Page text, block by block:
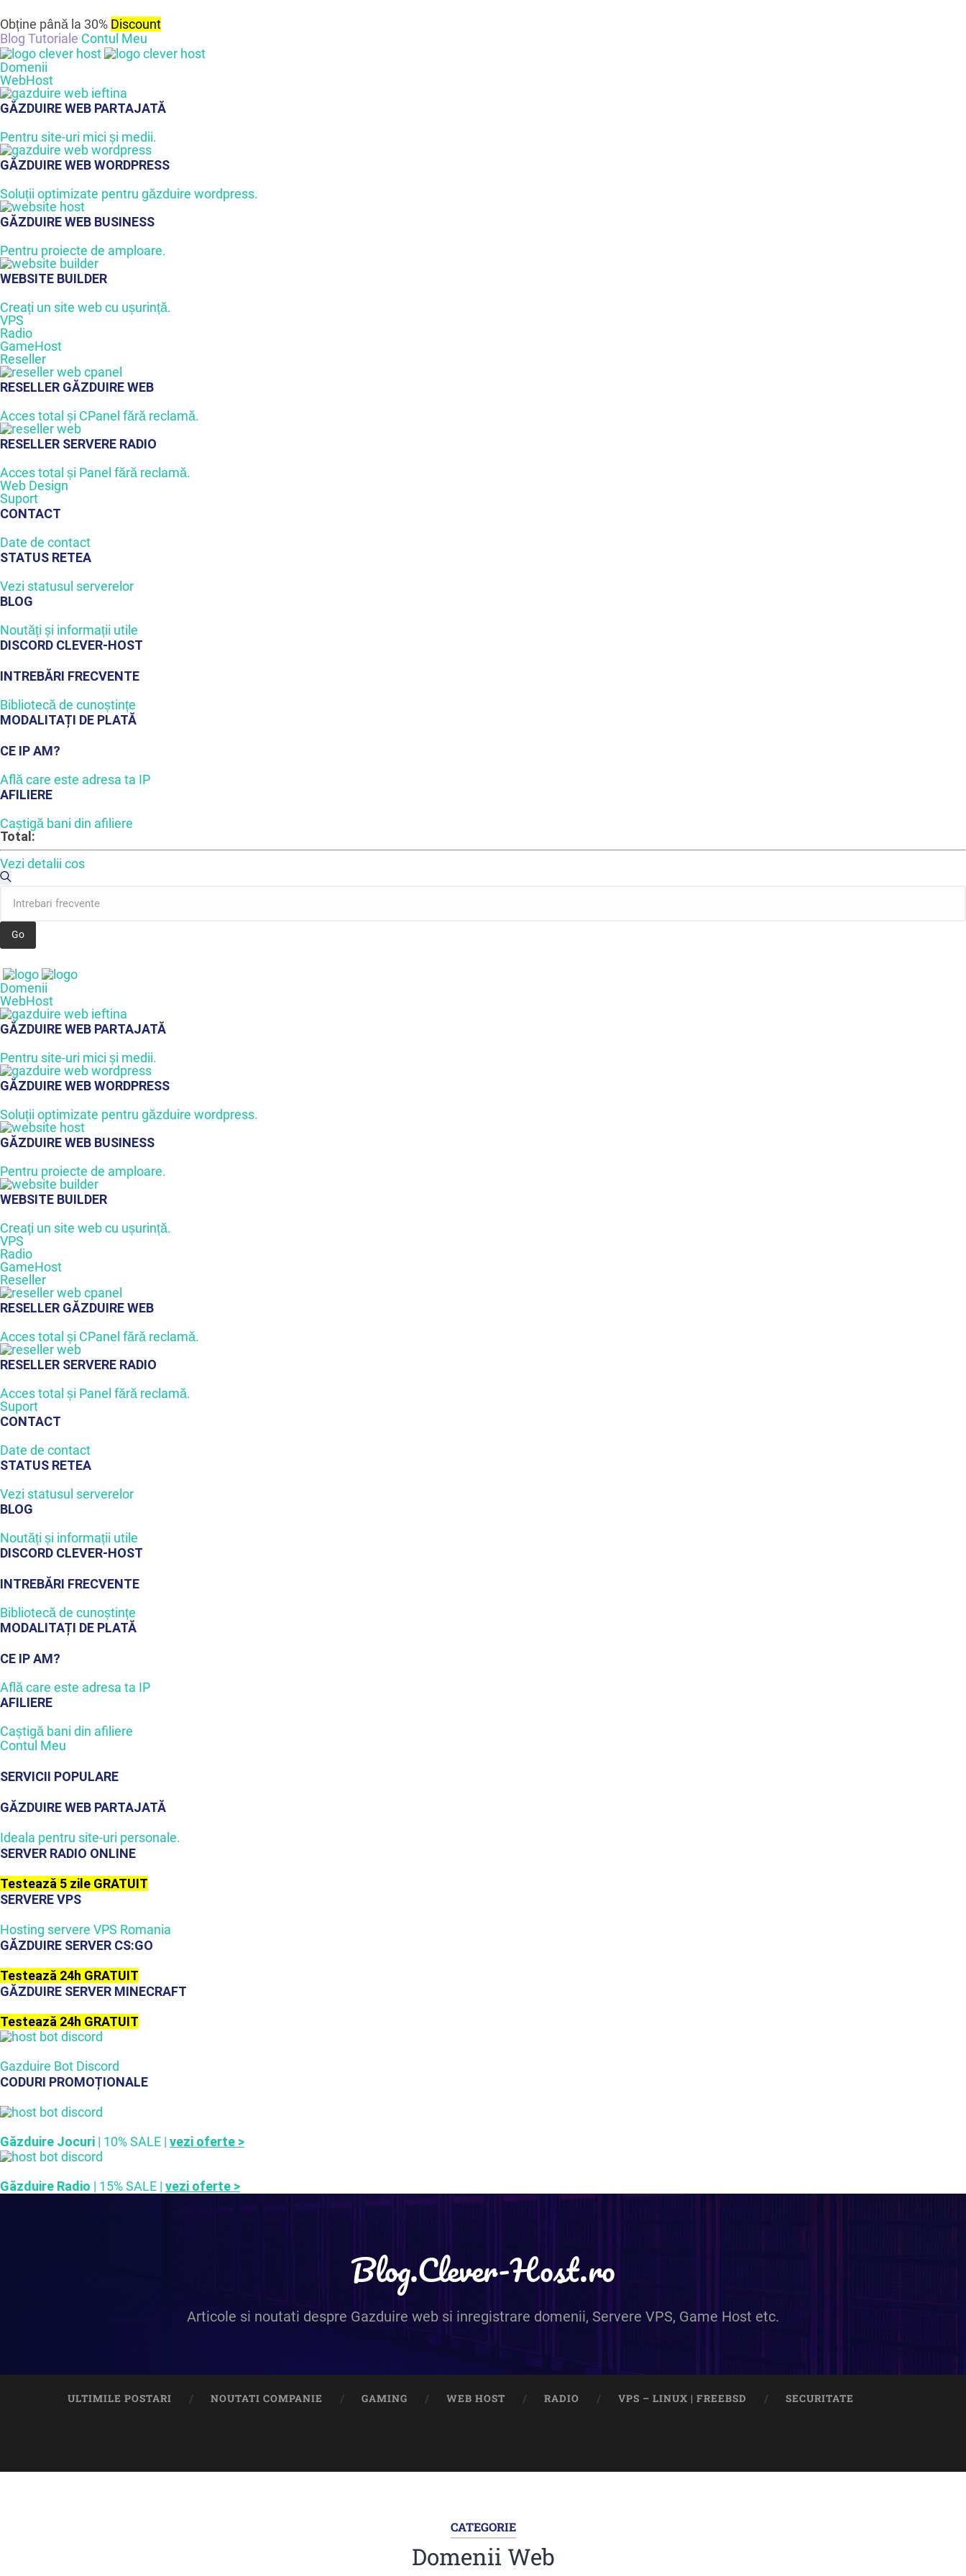
Obține până la 30% Discount
Blog Tutoriale Contul Meu
Domenii
WebHost
GĂZDUIRE WEB PARTAJATĂ
Pentru site-uri mici și medii.
GĂZDUIRE WEB WORDPRESS
Soluții optimizate pentru găzduire wordpress.
GĂZDUIRE WEB BUSINESS
Pentru proiecte de amploare.
WEBSITE BUILDER
Creați un site web cu ușurință.
VPS
Radio
GameHost
Reseller
RESELLER GĂZDUIRE WEB
Acces total și CPanel fără reclamă.
RESELLER SERVERE RADIO
Acces total și Panel fără reclamă.
Web Design
Suport
CONTACT
Date de contact
STATUS RETEA
Vezi statusul serverelor
BLOG
Noutăți și informații utile
DISCORD CLEVER-HOST
INTREBĂRI FRECVENTE
Bibliotecă de cunoștințe
MODALITAȚI DE PLATĂ
CE IP AM?
Află care este adresa ta IP
AFILIERE
Caștigă bani din afiliere
Total:
Vezi detalii cos
Domenii
WebHost
GĂZDUIRE WEB PARTAJATĂ
Pentru site-uri mici și medii.
GĂZDUIRE WEB WORDPRESS
Soluții optimizate pentru găzduire wordpress.
GĂZDUIRE WEB BUSINESS
Pentru proiecte de amploare.
WEBSITE BUILDER
Creați un site web cu ușurință.
VPS
Radio
GameHost
Reseller
RESELLER GĂZDUIRE WEB
Acces total și CPanel fără reclamă.
RESELLER SERVERE RADIO
Acces total și Panel fără reclamă.
Suport
CONTACT
Date de contact
STATUS RETEA
Vezi statusul serverelor
BLOG
Noutăți și informații utile
DISCORD CLEVER-HOST
INTREBĂRI FRECVENTE
Bibliotecă de cunoștințe
MODALITAȚI DE PLATĂ
CE IP AM?
Află care este adresa ta IP
AFILIERE
Caștigă bani din afiliere
Contul Meu
SERVICII POPULARE
GĂZDUIRE WEB PARTAJATĂ
Ideala pentru site-uri personale.
SERVER RADIO ONLINE
Testează 5 zile GRATUIT
SERVERE VPS
Hosting servere VPS Romania
GĂZDUIRE SERVER CS:GO
Testează 24h GRATUIT
GĂZDUIRE SERVER MINECRAFT
Testează 24h GRATUIT
Gazduire Bot Discord
CODURI PROMOȚIONALE
Găzduire Jocuri | 10% SALE | vezi oferte >
Găzduire Radio | 15% SALE | vezi oferte >
Blog.Clever-Host.ro
Articole si noutati despre Gazduire web si inregistrare domenii, Servere VPS, Game Host etc.
ULTIMILE POSTARI NOUTATI COMPANIE GAMING WEB HOST RADIO VPS – LINUX | FREEBSD SECURITATE
CATEGORIE
Domenii Web